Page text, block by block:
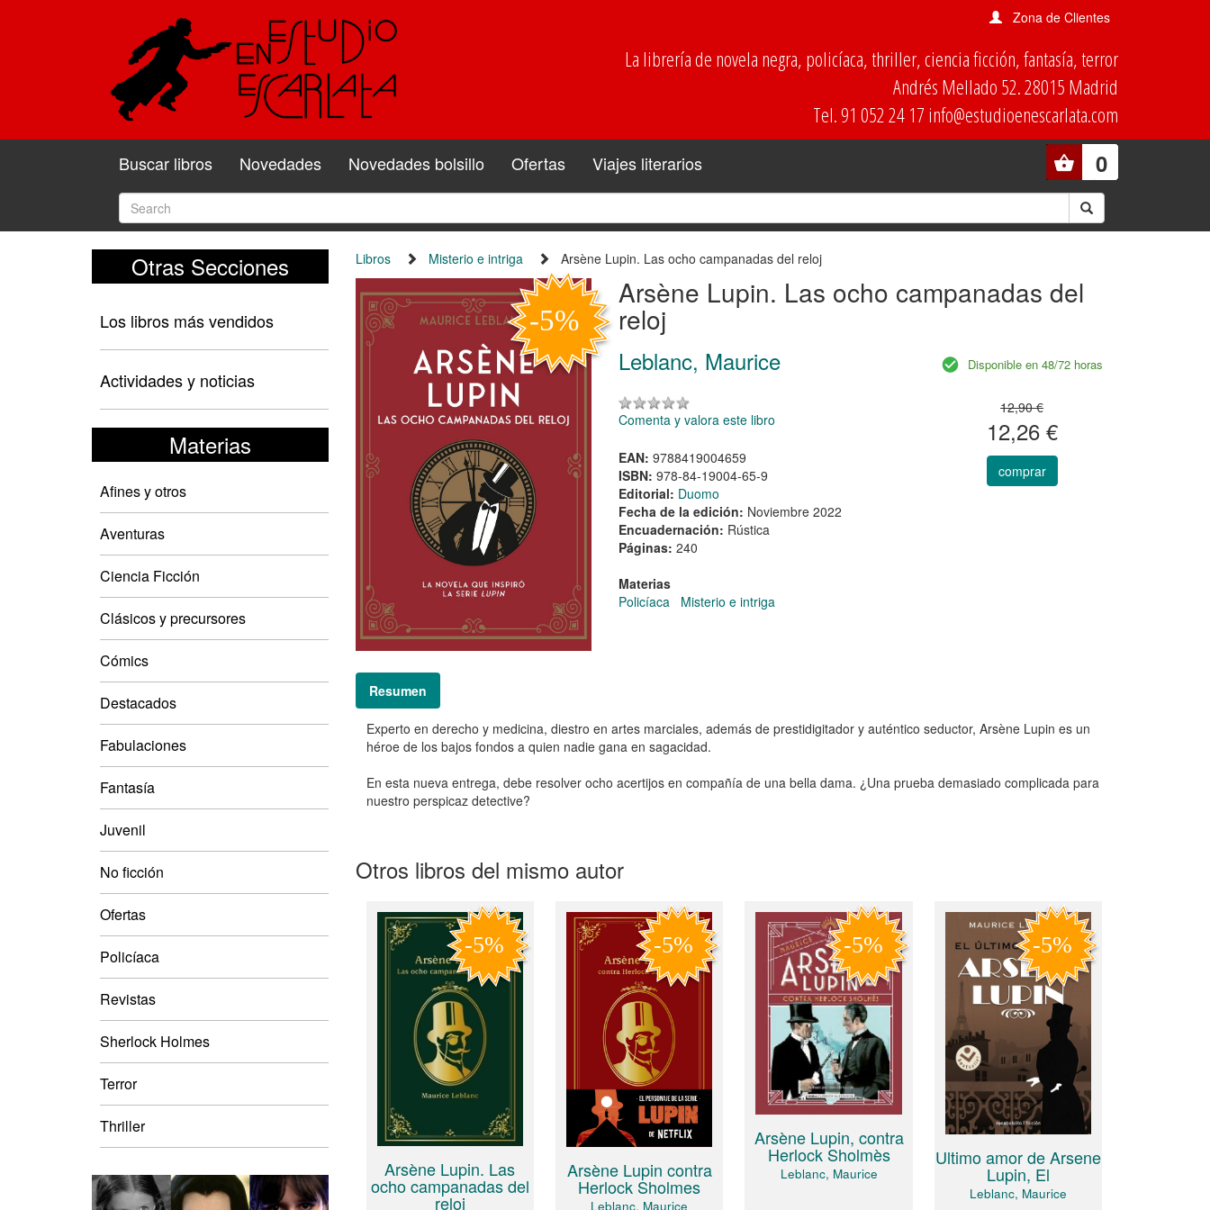
Zona de Clientes
La librería de novela negra, policíaca, thriller, ciencia ficción, fantasía, terror
Andrés Mellado 52. 28015 Madrid
Tel. 91 052 24 17 info@estudioenescarlata.com
0
Buscar libros Novedades Novedades bolsillo Ofertas Viajes literarios
Otras Secciones
Los libros más vendidos
Actividades y noticias
Materias
Afines y otros
Aventuras
Ciencia Ficción
Clásicos y precursores
Cómics
Destacados
Fabulaciones
Fantasía
Juvenil
No ficción
Ofertas
Policíaca
Revistas
Sherlock Holmes
Terror
Thriller
Libros Misterio e intriga Arsène Lupin. Las ocho campanadas del reloj
Arsène Lupin. Las ocho campanadas del
reloj
Leblanc, Maurice
Comenta y valora este libro
EAN: 9788419004659
ISBN: 978-84-19004-65-9
Editorial: Duomo
Fecha de la edición: Noviembre 2022
Encuadernación: Rústica
Páginas: 240
Materias
Policíaca
Misterio e intriga
Disponible en 48/72 horas
12,90 €
12,26 €
comprar
Resumen
Experto en derecho y medicina, diestro en artes marciales, además de prestidigitador y auténtico seductor, Arsène Lupin es un
héroe de los bajos fondos a quien nadie gana en sagacidad.
En esta nueva entrega, debe resolver ocho acertijos en compañía de una bella dama. ¿Una prueba demasiado complicada para
nuestro perspicaz detective?
Otros libros del mismo autor
Arsène Lupin. Las
ocho campanadas del
reloj
Arsène Lupin contra
Herlock Sholmes
Leblanc, Maurice
Arsène Lupin, contra
Herlock Sholmès
Leblanc, Maurice
Ultimo amor de Arsene
Lupin, El
Leblanc, Maurice